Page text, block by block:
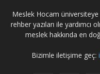
Meslek Hocam üniversiteye
rehber yazıları ile yardımcı
meslek hakkında en
Bizimle iletişime geç: